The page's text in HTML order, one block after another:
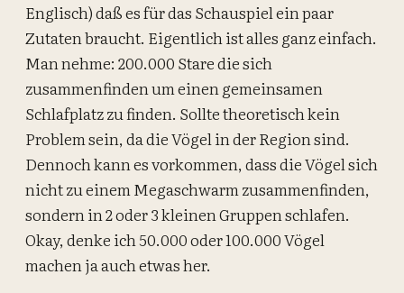
Englisch) daß es für das Schauspiel ein paar
Zutaten braucht. Eigentlich ist alles ganz einfach.
Man nehme: 200.000 Stare die sich
zusammenfinden um einen gemeinsamen
Schlafplatz zu finden. Sollte theoretisch kein
Problem sein, da die Vögel in der Region sind.
Dennoch kann es vorkommen, dass die Vögel sich
nicht zu einem Megaschwarm zusammenfinden,
sondern in 2 oder 3 kleinen Gruppen schlafen.
Okay, denke ich 50.000 oder 100.000 Vögel
machen ja auch etwas her.